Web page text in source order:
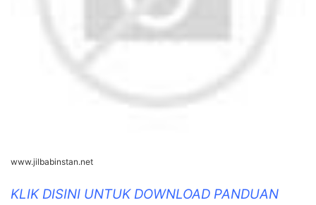
www.jilbabinstan.net
KLIK DISINI UNTUK DOWNLOAD PANDUAN